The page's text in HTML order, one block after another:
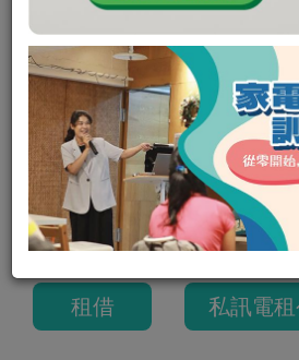
99.9%的細菌
Hoover 胡佛 HS-WP7-TWA
生活家電 可出租
朱崙店 0 0
租金: 平日 500（週二租週五還，共
週末 700
（週六租隔週一還，
押金: 3000元
租借 私訊電